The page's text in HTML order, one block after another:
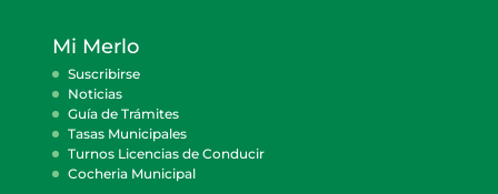
Mi Merlo
Suscribirse
Noticias
Guía de Trámites
Tasas Municipales
Turnos Licencias de Conducir
Cocheria Municipal